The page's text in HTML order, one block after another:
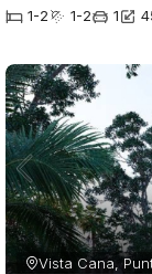
1-2 1-2 1
Vista Cana,